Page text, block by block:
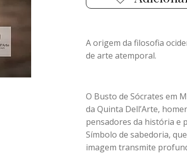
A origem da filosofia
de arte atemporal.
O Busto de Sócrates em
da Quinta Dell’Arte,
pensadores da história e
Símbolo de sabedoria,
imagem transmite